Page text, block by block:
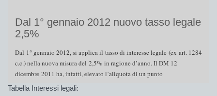
Dal 1° gennaio 2012 nuovo tasso legale
2,5%
Dal 1° gennaio 2012, si applica il tasso di interesse legale (ex art. 1284
c.c.) nella nuova misura del 2,5% in ragione d’anno. Il DM 12
dicembre 2011 ha, infatti, elevato l’aliquota di un punto
Tabella Interessi legali: